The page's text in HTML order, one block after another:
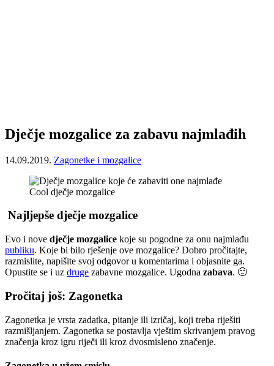
Dječje mozgalice za zabavu najmlađih
14.09.2019. Zagonetke i mozgalice
Cool dječje mozgalice
Najljepše dječje mozgalice
Evo i nove dječje mozgalice koje su pogodne za onu najmlađu
publiku. Koje bi bilo rješenje ove mozgalice? Dobro pročitajte,
razmislite, napišite svoj odgovor u komentarima i objasnite ga.
Opustite se i uz druge zabavne mozgalice. Ugodna zabava. 🙂
Pročitaj još: Zagonetka
Zagonetka je vrsta zadatka, pitanje ili izričaj, koji treba riješiti
razmišljanjem. Zagonetka se postavlja vještim skrivanjem pravog
značenja kroz igru riječi ili kroz dvosmisleno značenje.